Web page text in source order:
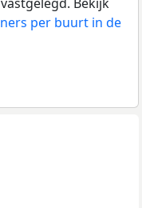
Bekijk
per buurt in de